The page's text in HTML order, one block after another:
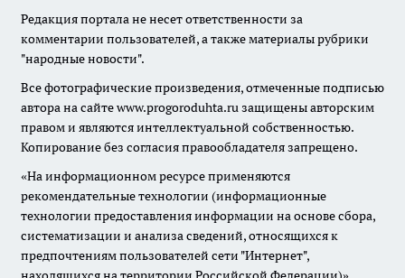
Редакция портала не несет ответственности за
комментарии пользователей, а также материалы рубрики
"народные новости".
Все фотографические произведения, отмеченные подписью
автора на сайте www.progoroduhta.ru защищены авторским
правом и являются интеллектуальной собственностью.
Копирование без согласия правообладателя запрещено.
«На информационном ресурсе применяются
рекомендательные технологии (информационные
технологии предоставления информации на основе сбора,
систематизации и анализа сведений, относящихся к
предпочтениям пользователей сети "Интернет",